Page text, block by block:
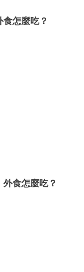
怎麼吃？
食怎麼吃？